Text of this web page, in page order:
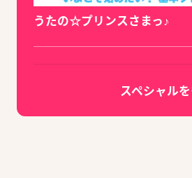
うたの☆プリンスさまっ♪
スペシャル